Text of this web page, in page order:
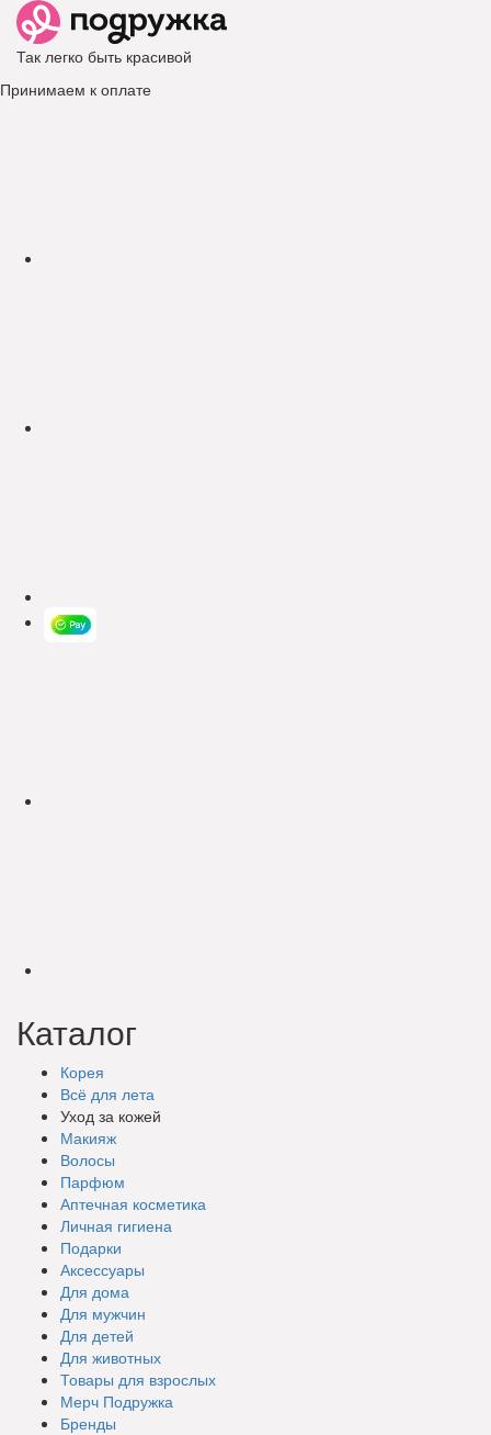
Так легко быть красивой
Принимаем к оплате
Каталог
Корея
Всё для лета
Уход за кожей
Макияж
Волосы
Парфюм
Аптечная косметика
Личная гигиена
Подарки
Аксессуары
Для дома
Для мужчин
Для детей
Для животных
Товары для взрослых
Мерч Подружка
Бренды